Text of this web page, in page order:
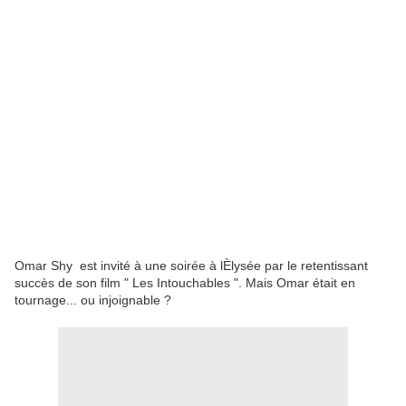
Omar Shy est invité à une soirée à lÈlysée par le retentissant
succès de son film " Les Intouchables ". Mais Omar était en
tournage... ou injoignable ?